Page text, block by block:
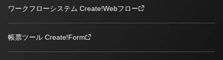
ワークフローシステム Create!Webフロー
帳票ツール Create!Form